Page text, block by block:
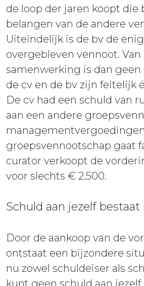
de loop der jaren koopt die
belangen van de andere
Uiteindelijk is de bv de
overgebleven vennoot.
samenwerking is dan geen
de cv en de bv zijn feitelijk
De cv had een schuld van
aan een andere
groepsvennootschap gaat
curator verkoopt de
voor slechts € 2.500.
Schuld aan jezelf bestaat
Door de aankoop van de
ontstaat een bijzondere
nu zowel schuldeiser als
kunt geen schuld aan jezelf